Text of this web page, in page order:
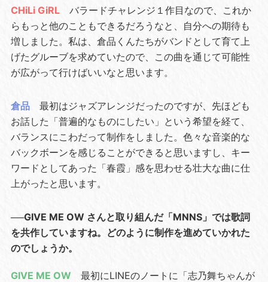
CHiLi GiRL
バラードチャレンジ１作目なので、これか
らもっと他のこともできるだろうなと、自分への期待も
増しました。私は、倉品くんたちがバンドとして育て上
げたグルーブを求めていたので、この曲を通じて可能性
が広がって行けばいいなと思います。
倉品
最初はジャズアレンジだったのですが、先ほども
お話した「普遍的なものにしたい」という希望を経て、
バランスにこわだって制作をしました。色々な音楽的な
バックボーンを感じることができると思いますし、キー
ワードとしてあった「春霞」感を思わせる壮大な曲に仕
上がったと思います。
──GIVE ME OW さんと取り組んだ「MNNS」では歌詞
を共作していますね。どのように制作を進めていかれた
のでしょうか。
GIVE ME OW
最初にLINEのノートに「志乃舞ちゃんが